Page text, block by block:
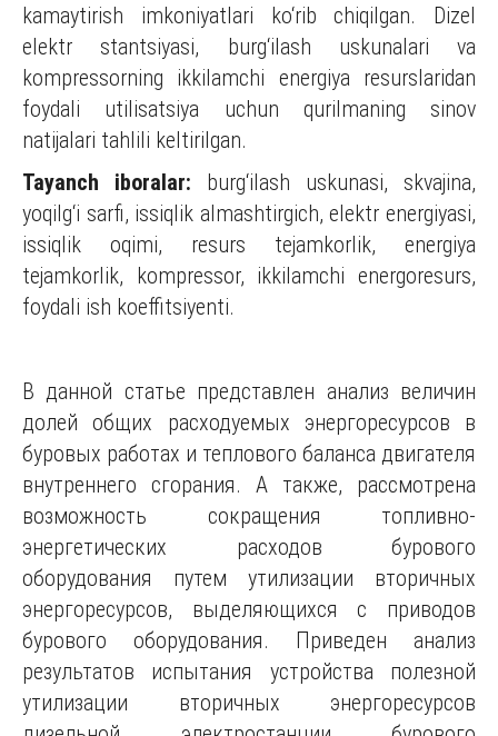
kamaytirish imkoniyatlari ko‘rib chiqilgan. Dizel
elektr stantsiyasi, burg‘ilash uskunalari va
kompressorning ikkilamchi energiya resurslaridan
foydali utilisatsiya uchun qurilmaning sinov
natijalari tahlili keltirilgan.
Tayanch iboralar: burg‘ilash uskunasi, skvajina,
yoqilg‘i sarfi, issiqlik almashtirgich, elektr energiyasi,
issiqlik oqimi, resurs tejamkorlik, energiya
tejamkorlik, kompressor, ikkilamchi energoresurs,
foydali ish koeffitsiyenti.
В данной статье представлен анализ величин
долей общих расходуемых энергоресурсов в
буровых работах и теплового баланса двигателя
внутреннего сгорания. А также, рассмотрена
возможность сокращения топливно-
энергетических расходов бурового
оборудования путем утилизации вторичных
энергоресурсов, выделяющихся с приводов
бурового оборудования. Приведен анализ
результатов испытания устройства полезной
утилизации вторичных энергоресурсов